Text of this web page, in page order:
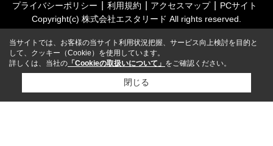
プライバシーポリシー 利用規約 アクセスマップ
PCサイト
Copyright(c) 株式会社エスタリード All rights reserved.
当サイトでは、お客様の当サイト利用状況把握、サービス向上検討を目的と
して、クッキー（Cookie）を使用しています。
詳しくは、当社の 「Cookieの取扱いについて」 をご確認ください。
閉じる